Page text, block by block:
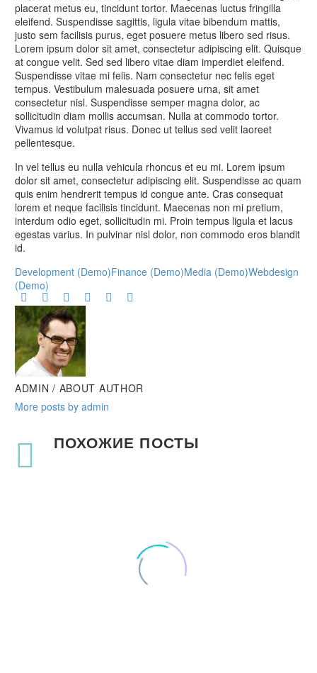
placerat metus eu, tincidunt tortor. Maecenas luctus fringilla
eleifend. Suspendisse sagittis, ligula vitae bibendum mattis,
justo sem facilisis purus, eget posuere metus libero sed risus.
Lorem ipsum dolor sit amet, consectetur adipiscing elit. Quisque
at congue velit. Sed sed libero vitae diam imperdiet eleifend.
Suspendisse vitae mi felis. Nam consectetur nec felis eget
tempus. Vestibulum malesuada posuere urna, sit amet
consectetur nisl. Suspendisse semper magna dolor, ac
sollicitudin diam mollis accumsan. Nulla at commodo tortor.
Vivamus id volutpat risus. Donec ut tellus sed velit laoreet
pellentesque.
In vel tellus eu nulla vehicula rhoncus et eu mi. Lorem ipsum
dolor sit amet, consectetur adipiscing elit. Suspendisse ac quam
quis enim hendrerit tempus id congue ante. Cras consequat
lorem et neque facilisis tincidunt. Maecenas non mi pretium,
interdum odio eget, sollicitudin mi. Proin tempus ligula et lacus
egestas varius. In pulvinar nisl dolor, non commodo eros blandit
id.
Development (Demo)Finance (Demo)Media (Demo)Webdesign
(Demo)
ADMIN/ ABOUT AUTHOR
More posts by admin
ПОХОЖИЕ ПОСТЫ